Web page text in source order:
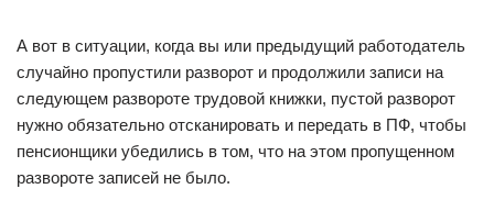
А вот в ситуации, когда вы или предыдущий работодатель
случайно пропустили разворот и продолжили записи на
следующем развороте трудовой книжки, пустой разворот
нужно обязательно отсканировать и передать в ПФ, чтобы
пенсионщики убедились в том, что на этом пропущенном
развороте записей не было.